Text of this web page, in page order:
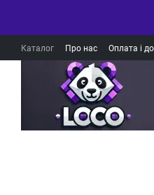
Каталог Про нас Оплата і